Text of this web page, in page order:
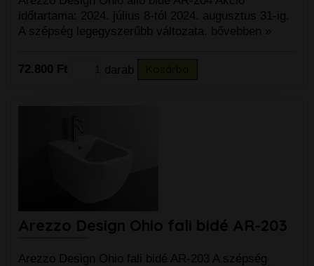
időtartama: 2024. július 8-tól 2024. augusztus 31-ig.
A szépség legegyszerűbb változata. bővebben »
72.800 Ft darab
Arezzo Design Ohio fali bidé AR-203
Arezzo Design Ohio fali bidé AR-203 A szépség